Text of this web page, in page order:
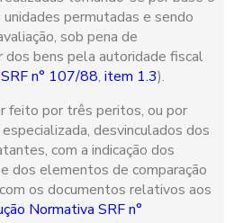
permutadas e sendo
sob pena de
bens pela autoridade fiscal
n° 107/88,item 1.3).
feito por três peritos, ou por
desvinculados dos
com a indicação dos
dos elementos de comparação
os documentos relativos aos
Normativa SRF n°